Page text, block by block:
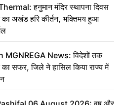
हनुमान मंदिर स्थापना दिवस
अखंड हरि कीर्तन, भक्तिमय हुआ
MGNREGA News: विदेशों तक
का सफर, जिले ने हासिल किया राज्य में